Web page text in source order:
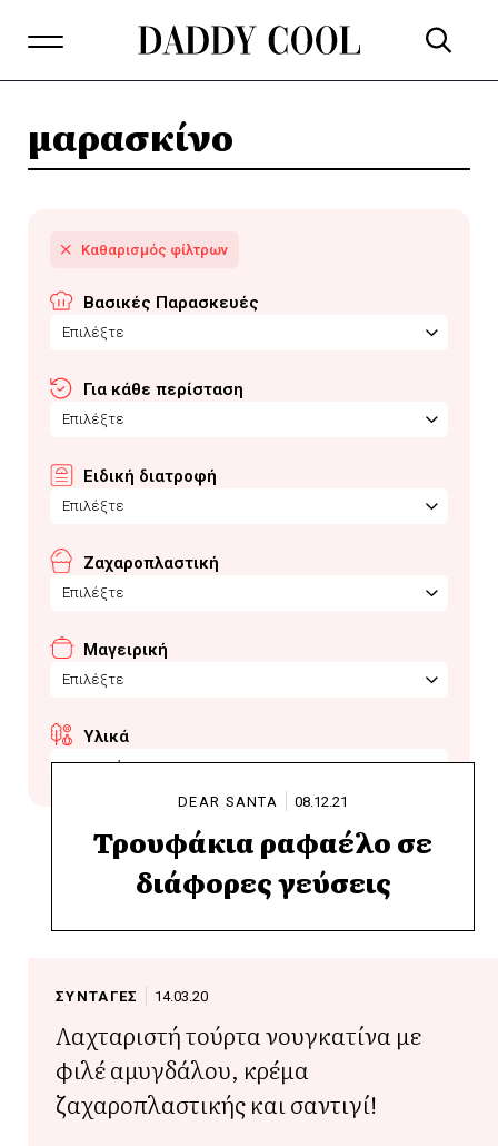
μαρασκίνο
Βασικές Παρασκευές
Επιλέξτε
Για κάθε περίσταση
Επιλέξτε
Ειδική διατροφή
Επιλέξτε
Ζαχαροπλαστική
Επιλέξτε
Μαγειρική
Επιλέξτε
Υλικά
μαρασκίνο
DEAR SANTA 08.12.21
Τρουφάκια ραφαέλο σε
διάφορες γεύσεις
ΣΥΝΤΑΓΕΣ 14.03.20
Λαχταριστή τούρτα νουγκατίνα με
φιλέ αμυγδάλου, κρέμα
ζαχαροπλαστικής και σαντιγί!